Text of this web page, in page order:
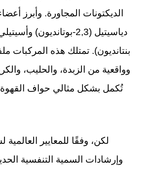
الديكتونات المجاورة. وأبرز
بنتانديون). تمتلك هذه المركبات
وواقعية من الزبدة، والحليب،
تُكمل بشكل مثالي حواف
لكن، وفقًا للمعايير
وإرشادات السمية التنفسية